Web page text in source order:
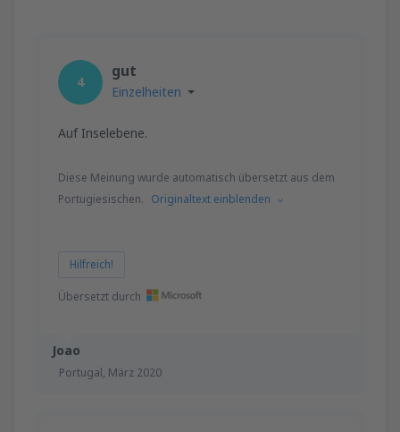
Joao
Portugal, März 2020
4
gut
Einzelheiten
Auf Inselebene.
Diese Meinung wurde automatisch übersetzt aus dem
Portugiesischen. Originaltext einblenden
Hilfreich!
Übersetzt durch